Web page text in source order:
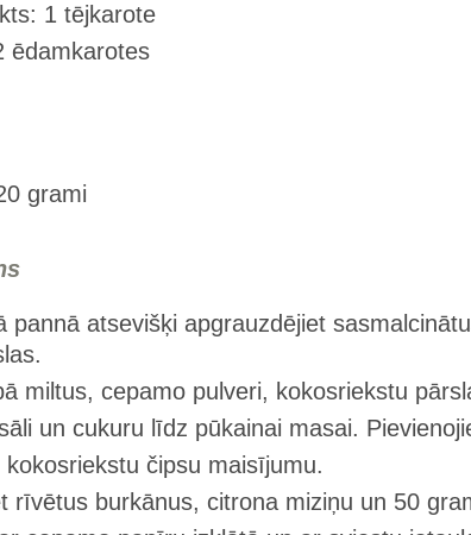
1 tējkarote
ēdamkarotes
grami
pannā atsevišķi apgrauzdējiet
miltus, cepamo pulveri, kokosriekstu
un cukuru līdz pūkainai masai.
čipsu maisījumu.
rīvētus burkānus, citrona miziņu un 50